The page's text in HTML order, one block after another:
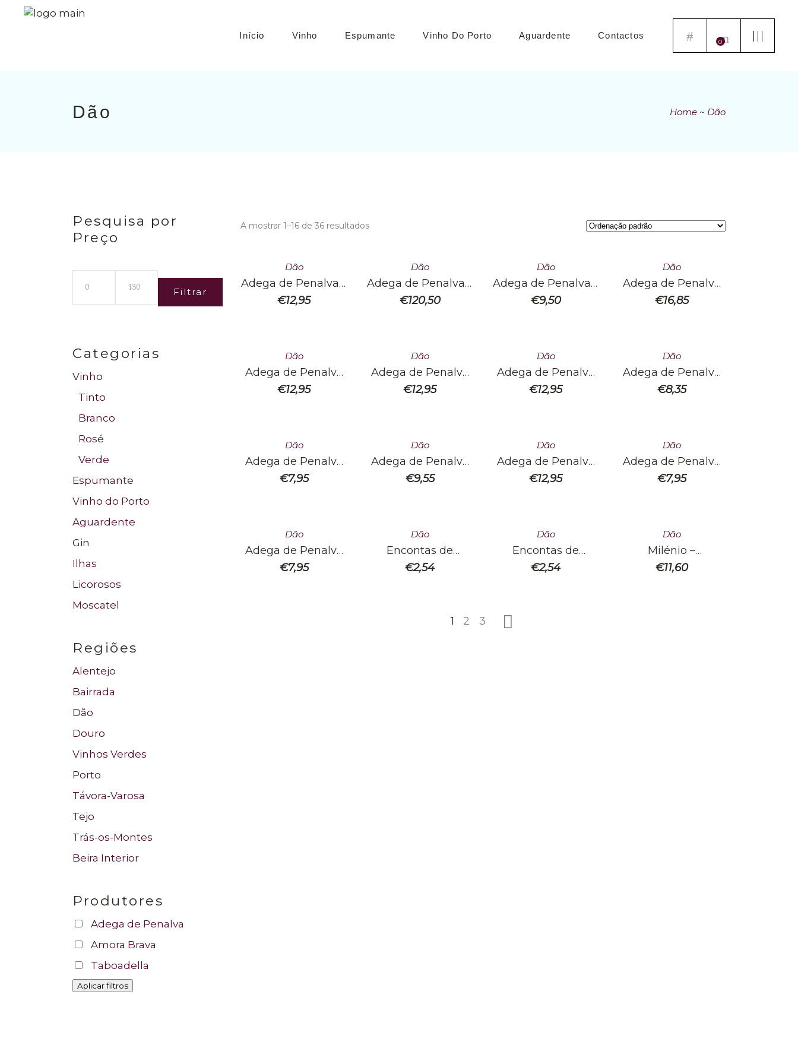
Início Vinho Espumante Vinho Do Porto Aguardente Contactos
0
Dão Home Dão
A mostrar 1–16 de 36 resultados
Dão
Adega de Penalva –
Maceração
Pelicular
€12,95
Dão
Adega de Penalva –
P60 – 60 Anos –
Edição
€120,50
Dão
Adega de Penalva –
Reserva
€9,50
Dão
Adega de Penalva
Alfrocheiro
€16,85
Dão
Adega de Penalva
Baga
€12,95
Dão
Adega de Penalva
Bical
€12,95
Dão
Adega de Penalva
Cerceal
€12,95
Dão
Adega de Penalva
Encruzado Branco
€8,35
Dão
Adega de Penalva
Jean Tinto
€7,95
Dão
Adega de Penalva
Reserva Tinto
€9,55
Dão
Adega de Penalva
Tinta-Pinheira Tinto
€12,95
Dão
Adega de Penalva
Tinta-Roriz Tinto
€7,95
Dão
Adega de Penalva
Touriga Nacional
Tinto
€7,95
Dão
Encontas de
Penalva Branco
€2,54
Dão
Encontas de
Penalva Tinto
€2,54
Dão
Milénio –
Espumante Branco
Reserva
€11,60
1 2 3
Pesquisa por
Preço
mínimo
máximo
Filtrar
Categorias
Vinho
Tinto
Branco
Rosé
Verde
Espumante
Vinho do Porto
Aguardente
Gin
Ilhas
Licorosos
Moscatel
Regiões
Alentejo
Bairrada
Dão
Douro
Vinhos Verdes
Porto
Távora-Varosa
Tejo
Trás-os-Montes
Beira Interior
Produtores
Adega de Penalva
Amora Brava
Taboadella
Aplicar filtros